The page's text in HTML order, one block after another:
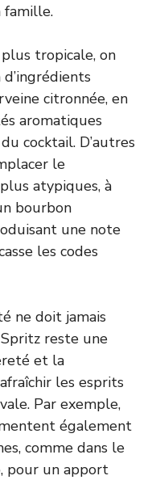
famille.
tropicale, on
citronnée, en
aromatiques
cocktail. D’autres
le
atypiques, à
bourbon
une note
les codes
ne doit jamais
reste une
et la
les esprits
Par exemple,
également
comme dans le
, pour un apport